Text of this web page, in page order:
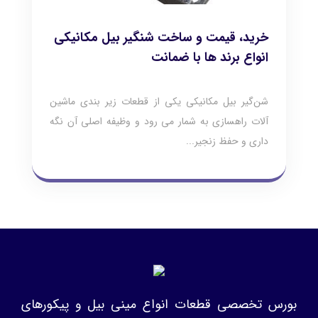
خرید، قیمت و ساخت شنگیر بیل مکانیکی
انواع برند ها با ضمانت
شن‌گیر بیل مکانیکی یکی از قطعات زیر بندی ماشین
آلات راهسازی به شمار می رود و وظیفه اصلی آن نگه
داری و حفظ زنجیر...
بورس تخصصی قطعات انواع مینی بیل و پیکورهای